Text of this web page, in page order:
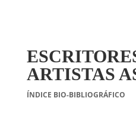
ARTISTAS
ÍNDICE BIO-BIBLIOGRÁFICO